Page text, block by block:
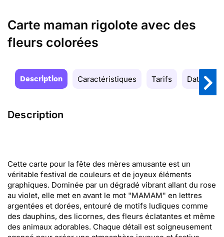
Carte maman rigolote avec des
fleurs colorées
Description Caractéristiques Tarifs Date de
Description
Cette carte pour la fête des mères amusante est un
véritable festival de couleurs et de joyeux éléments
graphiques. Dominée par un dégradé vibrant allant du rose
au violet, elle met en avant le mot "MAMAM" en lettres
argentées et dorées, entouré de motifs ludiques comme
des dauphins, des licornes, des fleurs éclatantes et même
des animaux adorables. Chaque détail est soigneusement